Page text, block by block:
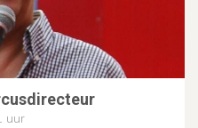
uur